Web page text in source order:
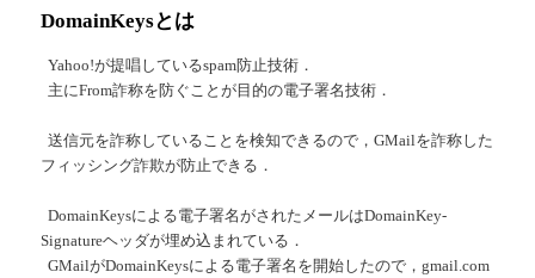
DomainKeysとは
Yahoo!が提唱しているspam防止技術．
主にFrom詐称を防ぐことが目的の電子署名技術．
送信元を詐称していることを検知できるので，GMailを詐称した
フィッシング詐欺が防止できる．
DomainKeysによる電子署名がされたメールはDomainKey-
Signatureヘッダが埋め込まれている．
GMailがDomainKeysによる電子署名を開始したので，gmail.com